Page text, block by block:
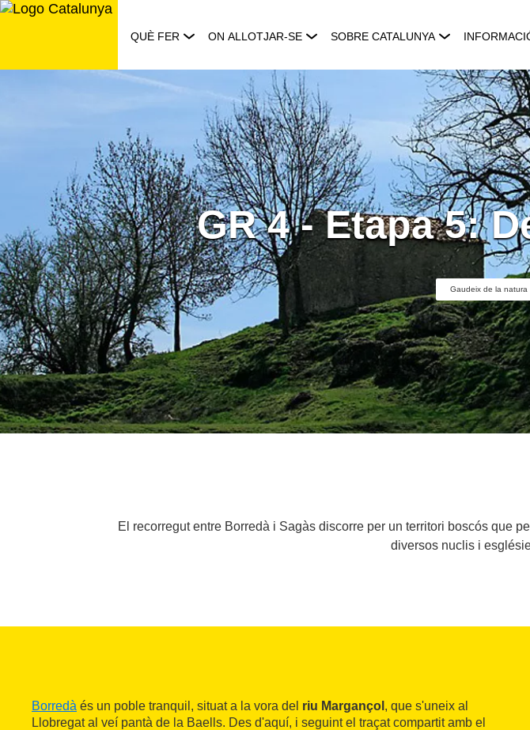
Saltar
QUÈ FER ON ALLOTJAR-SE SOBRE CATALUNYA
GR 4 - Etapa 5:
Gaudeix de la natura
El recorregut entre Borredà i Sagàs discorre per un territori boscós que
diversos nuclis i
Borredà és un poble tranquil, situat a la vora del riu Margançol , que s'uneix al
Llobregat al veí pantà de la Baells. Des d'aquí, i seguint el traçat compartit amb el